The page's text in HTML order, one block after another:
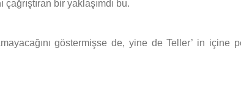
bir yaklaşımdı bu.
göstermişse de, yine de Teller’ in içine